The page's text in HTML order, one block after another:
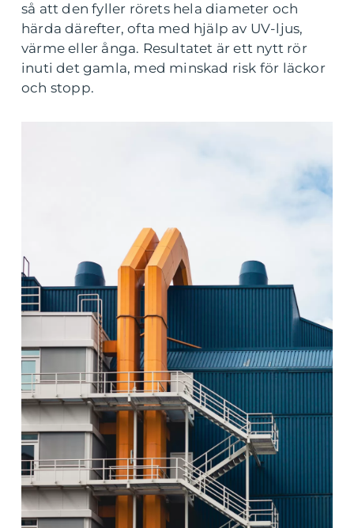
så att den fyller rörets hela diameter och
härda därefter, ofta med hjälp av UV-ljus,
värme eller ånga. Resultatet är ett nytt rör
inuti det gamla, med minskad risk för läckor
och stopp.